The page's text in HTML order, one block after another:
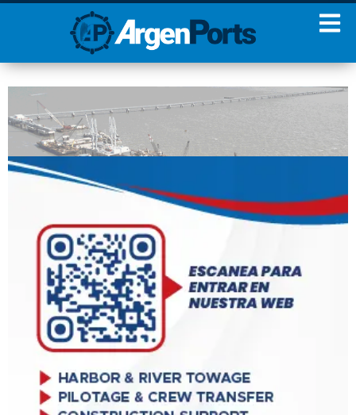
¡Sumate a nuestro
Newsletter!
Nombre Apellidos
Email
Estoy de acuerdo con las
condiciones y políticas de
privacidad.